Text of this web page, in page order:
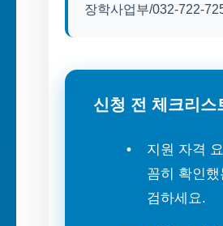
장학사업부/032-722-
신청 전 체크리스
지원 자격
꼼히 확인했
검하세요.